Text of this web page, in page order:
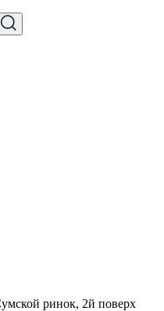
ринок, 2й поверх